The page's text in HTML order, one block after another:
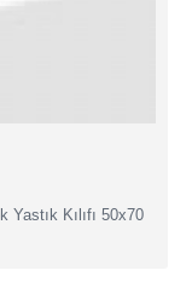
Yastık Kılıfı 50x70